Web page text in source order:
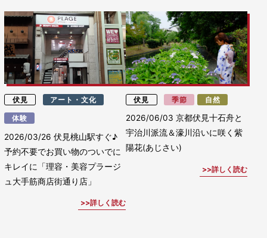
伏見 アート・文化
体験
2026/03/26伏見桃山駅すぐ♪
予約不要でお買い物のついでに
キレイに「理容・美容プラージ
ュ大手筋商店街通り店」
詳しく読む
伏見 季節 自然
2026/06/03 京都伏見十石舟と
宇治川派流＆濠川沿いに咲く紫
陽花(あじさい)
詳しく読む